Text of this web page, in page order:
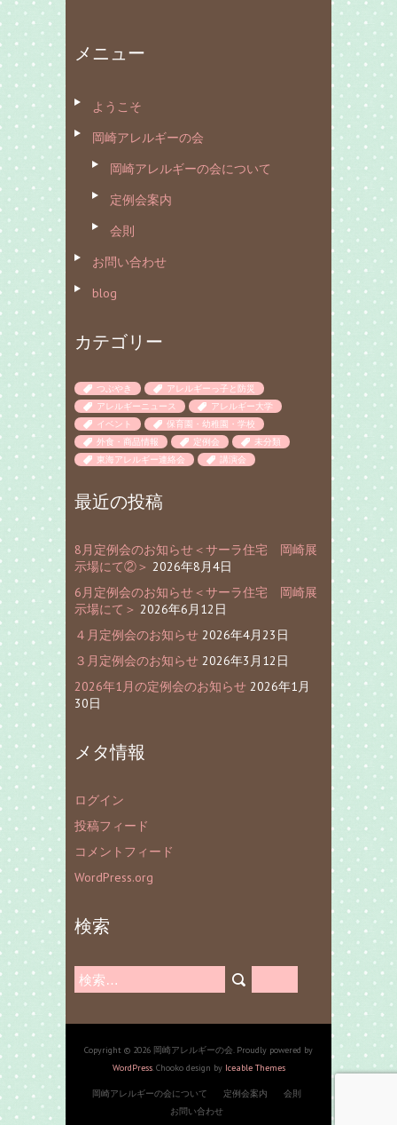
メニュー
ようこそ
岡崎アレルギーの会
岡崎アレルギーの会について
定例会案内
会則
お問い合わせ
blog
カテゴリー
つぶやき
アレルギーっ子と防災
アレルギーニュース
アレルギー大学
イベント
保育園・幼稚園・学校
外食・商品情報
定例会
未分類
東海アレルギー連絡会
講演会
最近の投稿
8月定例会のお知らせ＜サーラ住宅 岡崎展
示場にて②＞ 2026年8月4日
6月定例会のお知らせ＜サーラ住宅 岡崎展
示場にて＞ 2026年6月12日
４月定例会のお知らせ 2026年4月23日
３月定例会のお知らせ 2026年3月12日
2026年1月の定例会のお知らせ 2026年1月
30日
メタ情報
ログイン
投稿フィード
コメントフィード
WordPress.org
検索
検
Copyright © 2026 岡崎アレルギーの会. Proudly powered by
WordPress. Chooko design by Iceable Themes
岡崎アレルギーの会について 定例会案内
会則
お問い合わせ